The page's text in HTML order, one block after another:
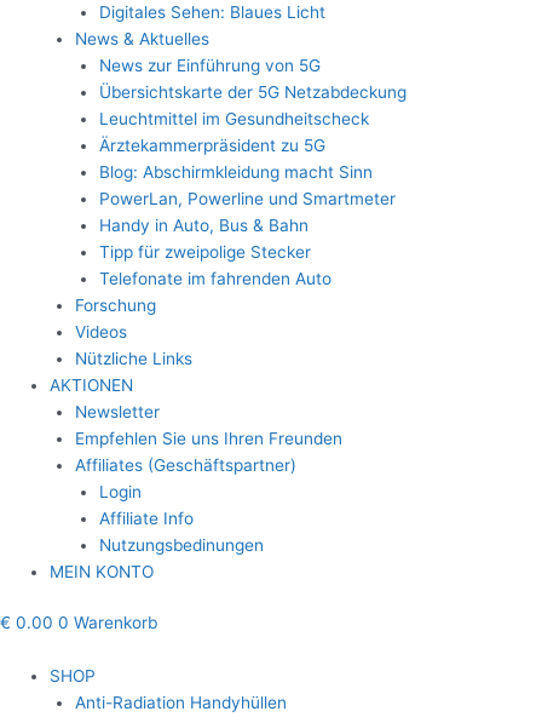
Digitales Sehen: Blaues Licht
News & Aktuelles
News zur Einführung von 5G
Übersichtskarte der 5G Netzabdeckung
Leuchtmittel im Gesundheitscheck
Ärztekammerpräsident zu 5G
Blog: Abschirmkleidung macht Sinn
PowerLan, Powerline und Smartmeter
Handy in Auto, Bus & Bahn
Tipp für zweipolige Stecker
Telefonate im fahrenden Auto
Forschung
Videos
Nützliche Links
AKTIONEN
Newsletter
Empfehlen Sie uns Ihren Freunden
Affiliates (Geschäftspartner)
Login
Affiliate Info
Nutzungsbedinungen
MEIN KONTO
€ 0.00 0 Warenkorb
SHOP
Anti-Radiation Handyhüllen